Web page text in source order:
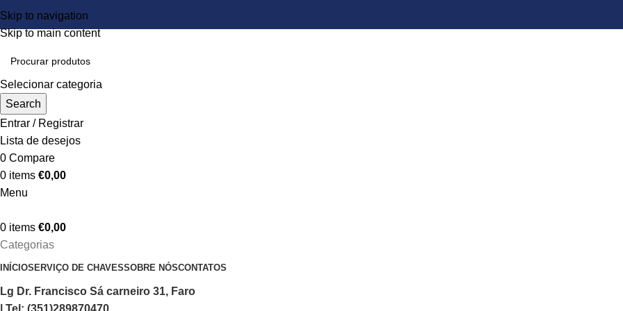
Skip to navigation
Skip to main content
Selecionar categoria
Search
Entrar / Registrar
Lista de desejos
0 Compare
0 items €0,00
Menu
0 items €0,00
Categorias
INÍCIOSERVIÇO DE CHAVESSOBRE NÓSCONTATOS
Lg Dr. Francisco Sá carneiro 31, Faro
| Tel: (351)289870470